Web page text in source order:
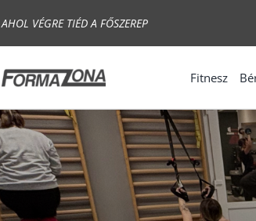
AHOL VÉGRE TIÉD A FŐSZEREP
Fitnesz